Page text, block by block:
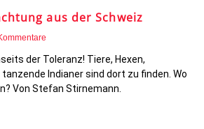
aus der Schweiz
der Toleranz! Tiere, Hexen,
Indianer sind dort zu finden. Wo
Von Stefan Stirnemann.